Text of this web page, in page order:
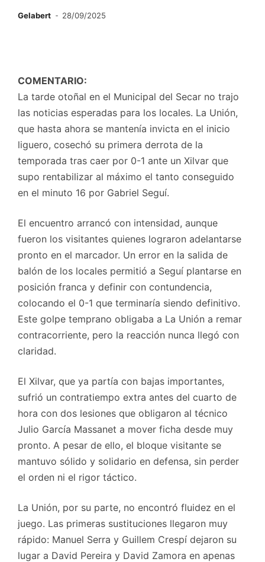
Gelabert 28/09/2025
COMENTARIO:
La tarde otoñal en el Municipal del Secar no trajo
las noticias esperadas para los locales. La Unión,
que hasta ahora se mantenía invicta en el inicio
liguero, cosechó su primera derrota de la
temporada tras caer por 0-1 ante un Xilvar que
supo rentabilizar al máximo el tanto conseguido
en el minuto 16 por Gabriel Seguí.
El encuentro arrancó con intensidad, aunque
fueron los visitantes quienes lograron adelantarse
pronto en el marcador. Un error en la salida de
balón de los locales permitió a Seguí plantarse en
posición franca y definir con contundencia,
colocando el 0-1 que terminaría siendo definitivo.
Este golpe temprano obligaba a La Unión a remar
contracorriente, pero la reacción nunca llegó con
claridad.
El Xilvar, que ya partía con bajas importantes,
sufrió un contratiempo extra antes del cuarto de
hora con dos lesiones que obligaron al técnico
Julio García Massanet a mover ficha desde muy
pronto. A pesar de ello, el bloque visitante se
mantuvo sólido y solidario en defensa, sin perder
el orden ni el rigor táctico.
La Unión, por su parte, no encontró fluidez en el
juego. Las primeras sustituciones llegaron muy
rápido: Manuel Serra y Guillem Crespí dejaron su
lugar a David Pereira y David Zamora en apenas